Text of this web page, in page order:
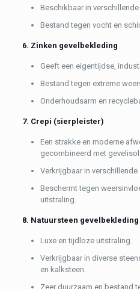
Beschikbaar in verschillende
Bestand tegen vocht en
6. Zinken gevelbekleding
Geeft een eigentijdse,
Bestand tegen extreme
Onderhoudsarm en
7. Crepi (sierpleister)
Een strakke en moderne
gecombineerd met
Verkrijgbaar in verschillende
Beschermt tegen
uitstraling.
8. Natuursteen gevelbekleding
Luxe en tijdloze uitstraling.
Verkrijgbaar in diverse
en kalksteen.
Zeer duurzaam en bestand